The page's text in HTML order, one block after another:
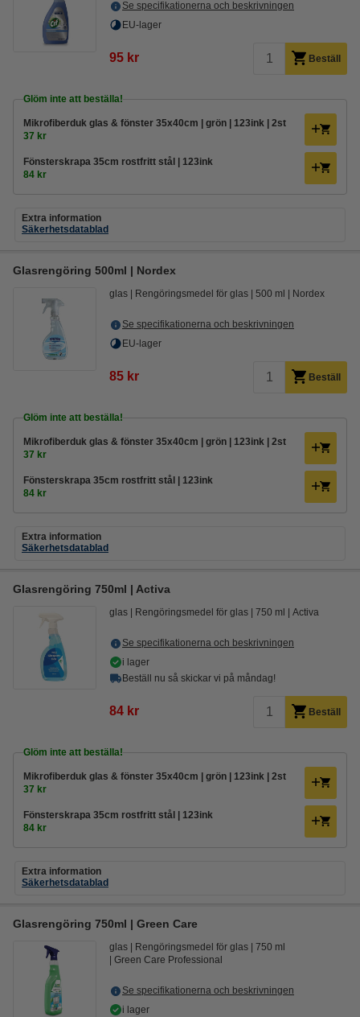
Se specifikationerna och beskrivningen
EU-lager
95 kr Beställ
Glöm inte att beställa!
Mikrofiberduk glas & fönster 35x40cm | grön | 123ink | 2st
37 kr
Fönsterskrapa 35cm rostfritt stål | 123ink
84 kr
Extra information
Säkerhetsdatablad
Glasrengöring 500ml | Nordex
glas Rengöringsmedel för glas 500 ml Nordex
Se specifikationerna och beskrivningen
EU-lager
85 kr Beställ
Glöm inte att beställa!
Mikrofiberduk glas & fönster 35x40cm | grön | 123ink | 2st
37 kr
Fönsterskrapa 35cm rostfritt stål | 123ink
84 kr
Extra information
Säkerhetsdatablad
Glasrengöring 750ml | Activa
glas Rengöringsmedel för glas 750 ml Activa
Se specifikationerna och beskrivningen
i lager
Beställ nu så skickar vi på måndag!
84 kr Beställ
Glöm inte att beställa!
Mikrofiberduk glas & fönster 35x40cm | grön | 123ink | 2st
37 kr
Fönsterskrapa 35cm rostfritt stål | 123ink
84 kr
Extra information
Säkerhetsdatablad
Glasrengöring 750ml | Green Care
glas Rengöringsmedel för glas
750 ml
Green Care Professional
Se specifikationerna och beskrivningen
i lager